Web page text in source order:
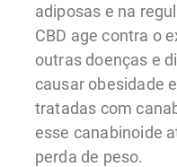
adiposas e na
CBD age contra o
outras doenças e
causar obesidade
tratadas com
esse canabinoide
perda de peso.